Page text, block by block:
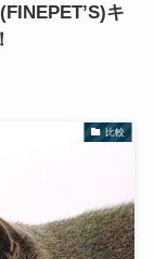
キ
比較